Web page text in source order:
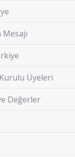
Mesajı
Üyeleri
Değerler